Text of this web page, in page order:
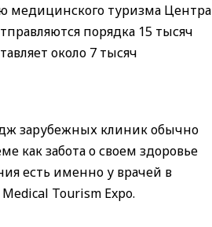
медицинского туризма Центра
порядка 15 тысяч
около 7 тысяч
зарубежных клиник обычно
как забота о своем здоровье
есть именно у врачей в
Tourism Expo.